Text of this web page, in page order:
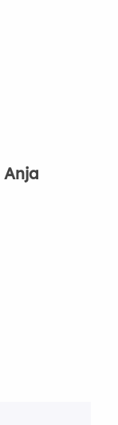
Anja